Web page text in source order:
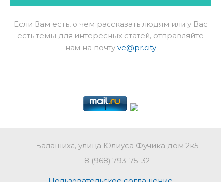
Если Вам есть, о чем рассказать людям или у Вас
есть темы для интересных статей, отправляйте
нам на почту ve@pr.city
Балашиха, улица Юлиуса Фучика дом 2к5
8 (968) 793-75-32
Пользовательское соглашение